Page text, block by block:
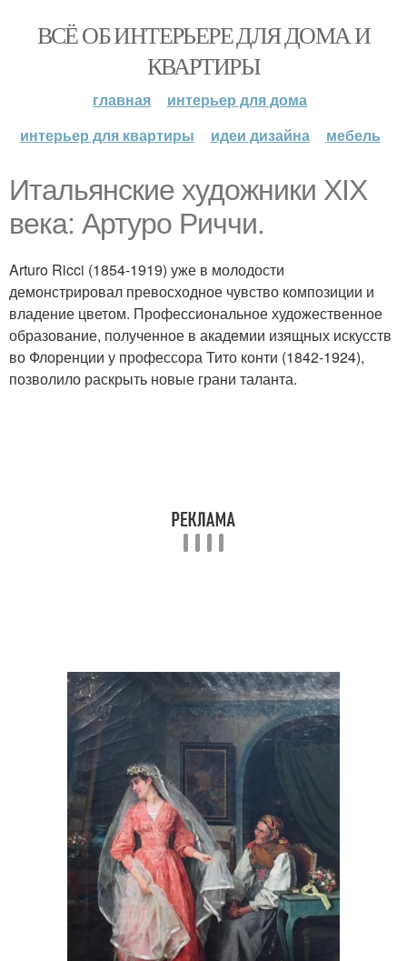
ВСЁ ОБ ИНТЕРЬЕРЕ ДЛЯ ДОМА И
КВАРТИРЫ
главная
интерьер для дома
интерьер для квартиры
идеи дизайна мебель
Итальянские художники XIX
века: Артуро Риччи.
Arturo Ricci (1854-1919) уже в молодости
демонстрировал превосходное чувство композиции и
владение цветом. Профессиональное художественное
образование, полученное в академии изящных искусств
во Флоренции у профессора Тито конти (1842-1924),
позволило раскрыть новые грани таланта.